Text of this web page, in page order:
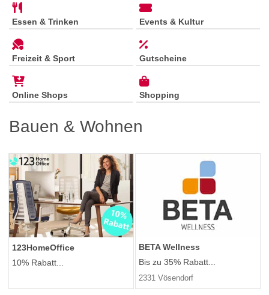
Essen & Trinken Events & Kultur
Freizeit & Sport Gutscheine
Online Shops Shopping
Bauen & Wohnen
123HomeOffice
10% Rabatt...
BETA Wellness
Bis zu 35% Rabatt...
2331 Vösendorf